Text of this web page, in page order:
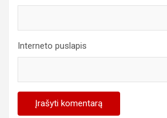
Interneto puslapis